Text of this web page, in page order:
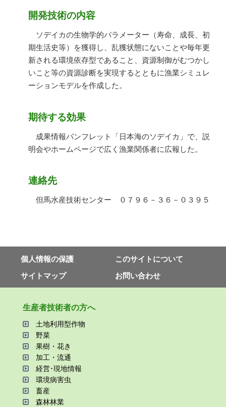
開発技術の内容
ソデイカの生物学的パラメーター（寿命、成長、初
期生活史等）を獲得し、乱獲状態にないことや毎年更
新される環境依存型であること、資源制御がむつかし
いこと等の資源診断を実現するとともに漁業シミュレ
ーションモデルを作成した。
期待する効果
成果情報パンフレット「日本海のソデイカ」で、説
明会やホームページで広く漁業関係者に広報した。
連絡先
但馬水産技術センター ０７９６－３６－０３９５
個⼈情報の保護
このサイトについて
サイトマップ
お問い合わせ
⽣産者技術者の⽅へ
⼟地利⽤型作物
野菜
果樹・花き
加⼯・流通
経営･現地情報
環境病害⾍
畜産
森林林業